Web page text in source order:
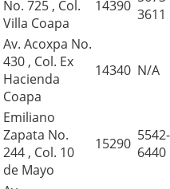
No. 725 , Col.
Villa Coapa
14390 3611
Av. Acoxpa No.
430 , Col. Ex
Hacienda
Coapa
14340 N/A
Emiliano
Zapata No.
244 , Col. 10
de Mayo
15290 5542-
6440